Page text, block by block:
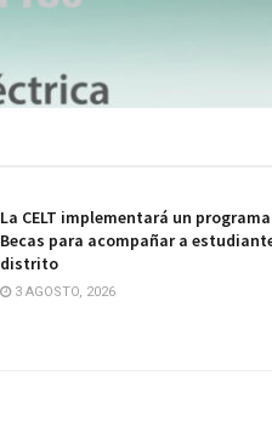
La CELT implementará un
Becas para acompañar a
distrito
3 AGOSTO, 2026